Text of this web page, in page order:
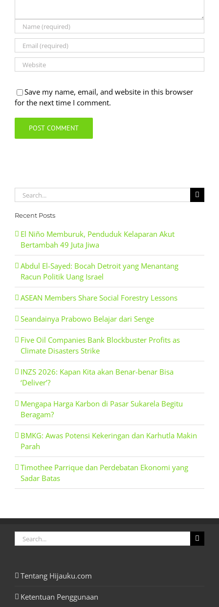
Save my name, email, and website in this browser
for the next time I comment.
Search
for:
Recent Posts
El Niño Memburuk, Penduduk Kelaparan Akut
Bertambah 49 Juta Jiwa
Abdul El-Sayed: Bocah Detroit yang Menantang
Racun Politik Uang Israel
ASEAN Members Share Social Forestry Lessons
Seandainya Prabowo Belajar dari Senge
Five Oil Companies Bank Blockbuster Profits as
Climate Disasters Strike
INZS 2026: Kapan Kita akan Benar-benar Bisa
‘Deliver’?
Mengapa Harga Karbon di Pasar Sukarela Begitu
Beragam?
BMKG: Awas Potensi Kekeringan dan Karhutla Makin
Parah
Timothee Parrique dan Perdebatan Ekonomi yang
Sadar Batas
Search
for:
Tentang Hijauku.com
Ketentuan Penggunaan